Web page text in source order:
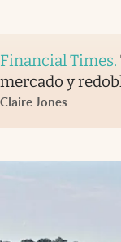
Financial Times.
mercado y
Claire Jones